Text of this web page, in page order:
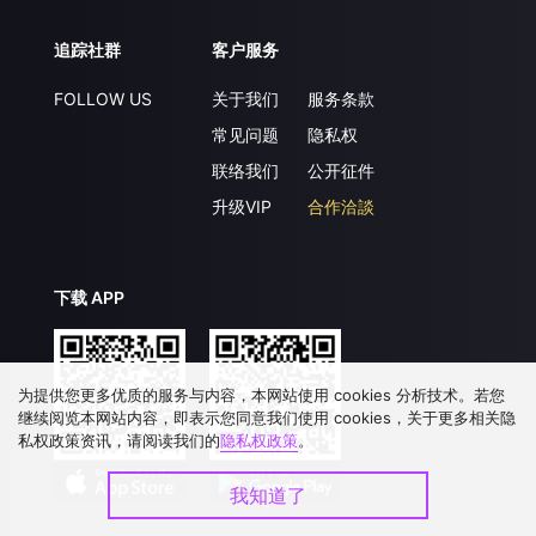
追踪社群
FOLLOW US
客户服务
关于我们
常见问题
联络我们
升级VIP
服务条款
隐私权
公开征件
合作洽談
下载 APP
为提供您更多优质的服务与内容，本网站使用 cookies 分析技术。若您
继续阅览本网站内容，即表示您同意我们使用 cookies，关于更多相关隐
私权政策资讯，请阅读我们的隐私权政策。
我知道了